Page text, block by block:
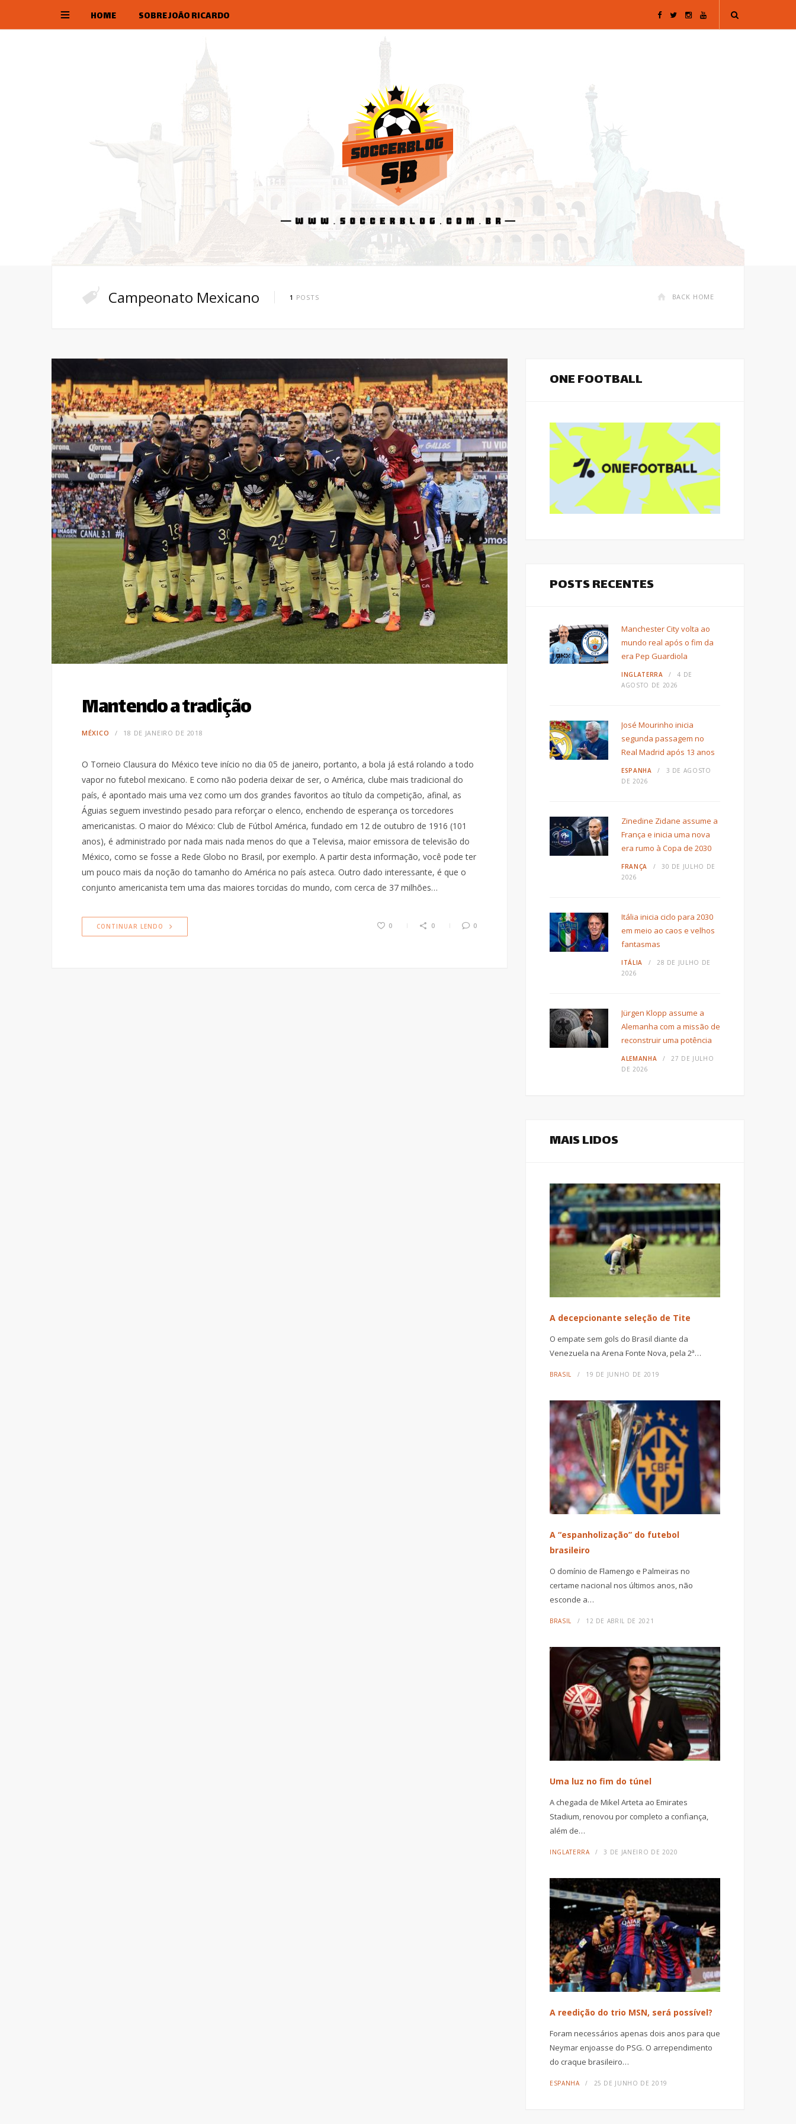
HOME SOBRE JOÃO RICARDO F
o
T
r
I
r
Y
Campeonato Mexicano 1 POSTS BACK HOME
Mantendo a tradição
MÉXICO 18 DE JANEIRO DE 2018
O Torneio Clausura do México teve início no dia 05 de janeiro, portanto, a bola já está rolando a todo
vapor no futebol mexicano. E como não poderia deixar de ser, o América, clube mais tradicional do
país, é apontado mais uma vez como um dos grandes favoritos ao título da competição, afinal, as
Águias seguem investindo pesado para reforçar o elenco, enchendo de esperança os torcedores
americanistas. O maior do México: Club de Fútbol América, fundado em 12 de outubro de 1916 (101
anos), é administrado por nada mais nada menos do que a Televisa, maior emissora de televisão do
México, como se fosse a Rede Globo no Brasil, por exemplo. A partir desta informação, você pode ter
um pouco mais da noção do tamanho do América no país asteca. Outro dado interessante, é que o
conjunto americanista tem uma das maiores torcidas do mundo, com cerca de 37 milhões…
CONTINUAR LENDO 0 0 0
ONE FOOTBALL
POSTS RECENTES
Manchester City volta ao
mundo real após o fim da
era Pep Guardiola
INGLATERRA
4 DE
AGOSTO DE 2026
José Mourinho inicia
segunda passagem no
Real Madrid após 13 anos
ESPANHA
3 DE AGOSTO
DE 2026
Zinedine Zidane assume a
França e inicia uma nova
era rumo à Copa de 2030
FRANÇA
30 DE JULHO DE
2026
Itália inicia ciclo para 2030
em meio ao caos e velhos
fantasmas
ITÁLIA
28 DE JULHO DE
2026
Jürgen Klopp assume a
Alemanha com a missão de
reconstruir uma potência
ALEMANHA
27 DE JULHO
DE 2026
MAIS LIDOS
A decepcionante seleção de Tite
O empate sem gols do Brasil diante da
Venezuela na Arena Fonte Nova, pela 2ª…
BRASIL 19 DE JUNHO DE 2019
A “espanholização” do futebol
brasileiro
O domínio de Flamengo e Palmeiras no
certame nacional nos últimos anos, não
esconde a…
BRASIL 12 DE ABRIL DE 2021
Uma luz no fim do túnel
A chegada de Mikel Arteta ao Emirates
Stadium, renovou por completo a confiança,
além de…
INGLATERRA 3 DE JANEIRO DE 2020
A reedição do trio MSN, será possível?
Foram necessários apenas dois anos para que
Neymar enjoasse do PSG. O arrependimento
do craque brasileiro…
ESPANHA 25 DE JUNHO DE 2019